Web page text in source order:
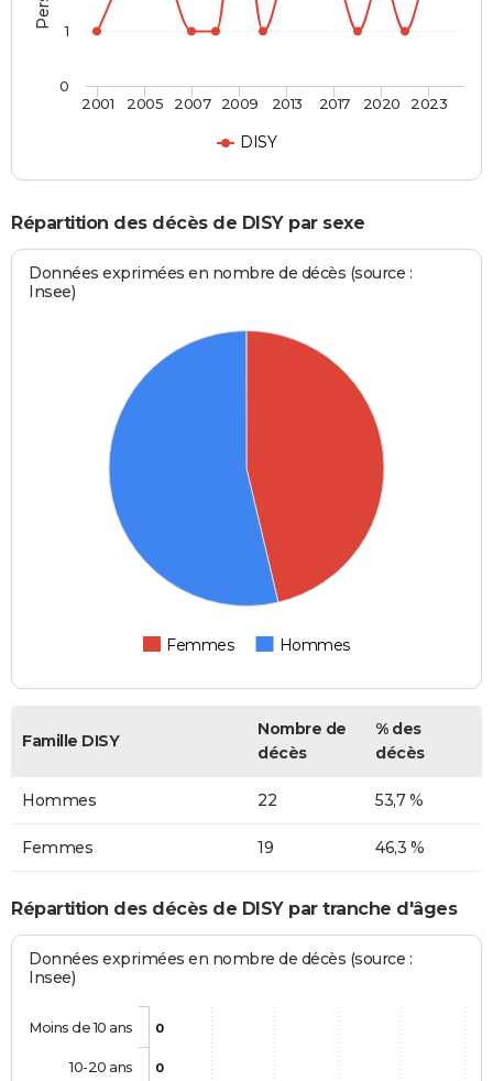
DISY
2001 2005 2007 2009 2013 2017 2020 2023
0
1
Répartition des décès de DISY par sexe
Données exprimées en nombre de décès (source :
Insee)
Femmes Hommes
Famille DISY
Nombre de
décès
% des
décès
Hommes 22 53,7 %
Femmes 19 46,3 %
Répartition des décès de DISY par tranche d'âges
Données exprimées en nombre de décès (source :
Insee)
0
0
Moins de 10 ans
10-20 ans